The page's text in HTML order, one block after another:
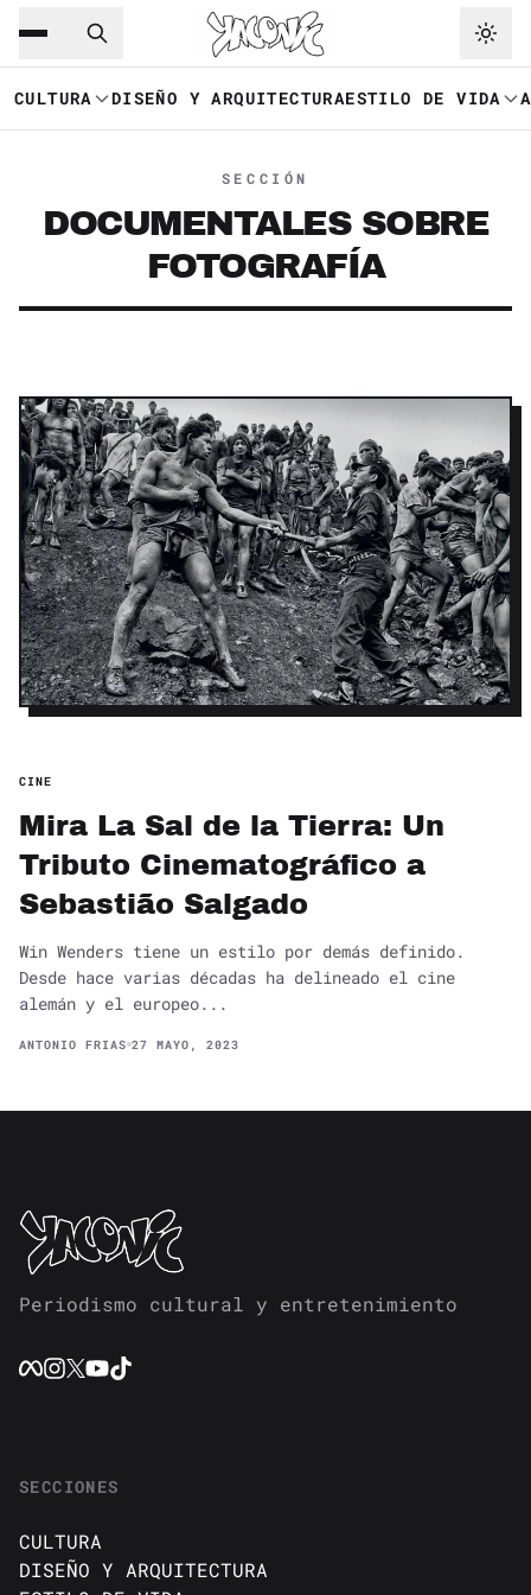
Saltar al contenido principal
CULTURA DISEÑO Y ARQUITECTURAESTILO DE VIDA
SECCIÓN
DOCUMENTALES SOBRE
FOTOGRAFÍA
CINE
Mira La Sal de la Tierra: Un
Tributo Cinematográfico a
Sebastião Salgado
Win Wenders tiene un estilo por demás definido.
Desde hace varias décadas ha delineado el cine
alemán y el europeo...
ANTONIO FRIAS 27 MAYO, 2023
Periodismo cultural y entretenimiento
SECCIONES
CULTURA
DISEÑO Y ARQUITECTURA